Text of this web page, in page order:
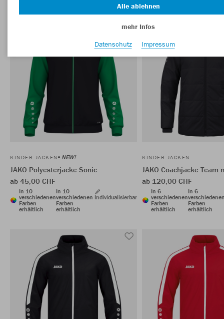
KINDER JACKEN NEW!
JAKO Polyesterjacke Sonic
ab 45,00 CHF
In 10
verschiedenen
Farben
erhältlich
In 10
verschiedenen
Farben
erhältlich
Individualisierbar
KINDER JACKEN
JAKO Coachjacke Team
ab 120,00 CHF
In 6
verschiedenen
Farben
erhältlich
In 6
Farben
erhältlich
Alle ablehnen
mehr Infos
Datenschutz
Impressum